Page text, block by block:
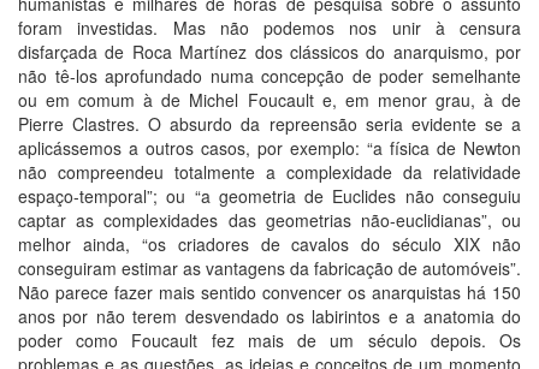
foram investidas. Mas não podemos nos unir à censura
disfarçada de Roca Martínez dos clássicos do anarquismo, por
não tê-los aprofundado numa concepção de poder semelhante
ou em comum à de Michel Foucault e, em menor grau, à de
Pierre Clastres. O absurdo da repreensão seria evidente se a
aplicássemos a outros casos, por exemplo: “a física de Newton
não compreendeu totalmente a complexidade da relatividade
espaço-temporal”; ou “a geometria de Euclides não conseguiu
captar as complexidades das geometrias não-euclidianas”, ou
melhor ainda, “os criadores de cavalos do século XIX não
conseguiram estimar as vantagens da fabricação de automóveis”.
Não parece fazer mais sentido convencer os anarquistas há 150
anos por não terem desvendado os labirintos e a anatomia do
poder como Foucault fez mais de um século depois. Os
problemas e as questões, as ideias e conceitos de um momento